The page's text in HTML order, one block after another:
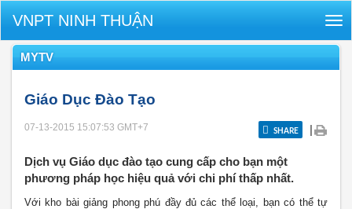
VNPT NINH THUẬN
MYTV
Giáo Dục Đào Tạo
07-13-2015 15:07:53 GMT+7 SHARE |
Dịch vụ Giáo dục đào tạo cung cấp cho bạn một
phương pháp học hiệu quả với chi phí thấp nhất.
Với kho bài giảng phong phú đầy đủ các thể loại, bạn có thể tự